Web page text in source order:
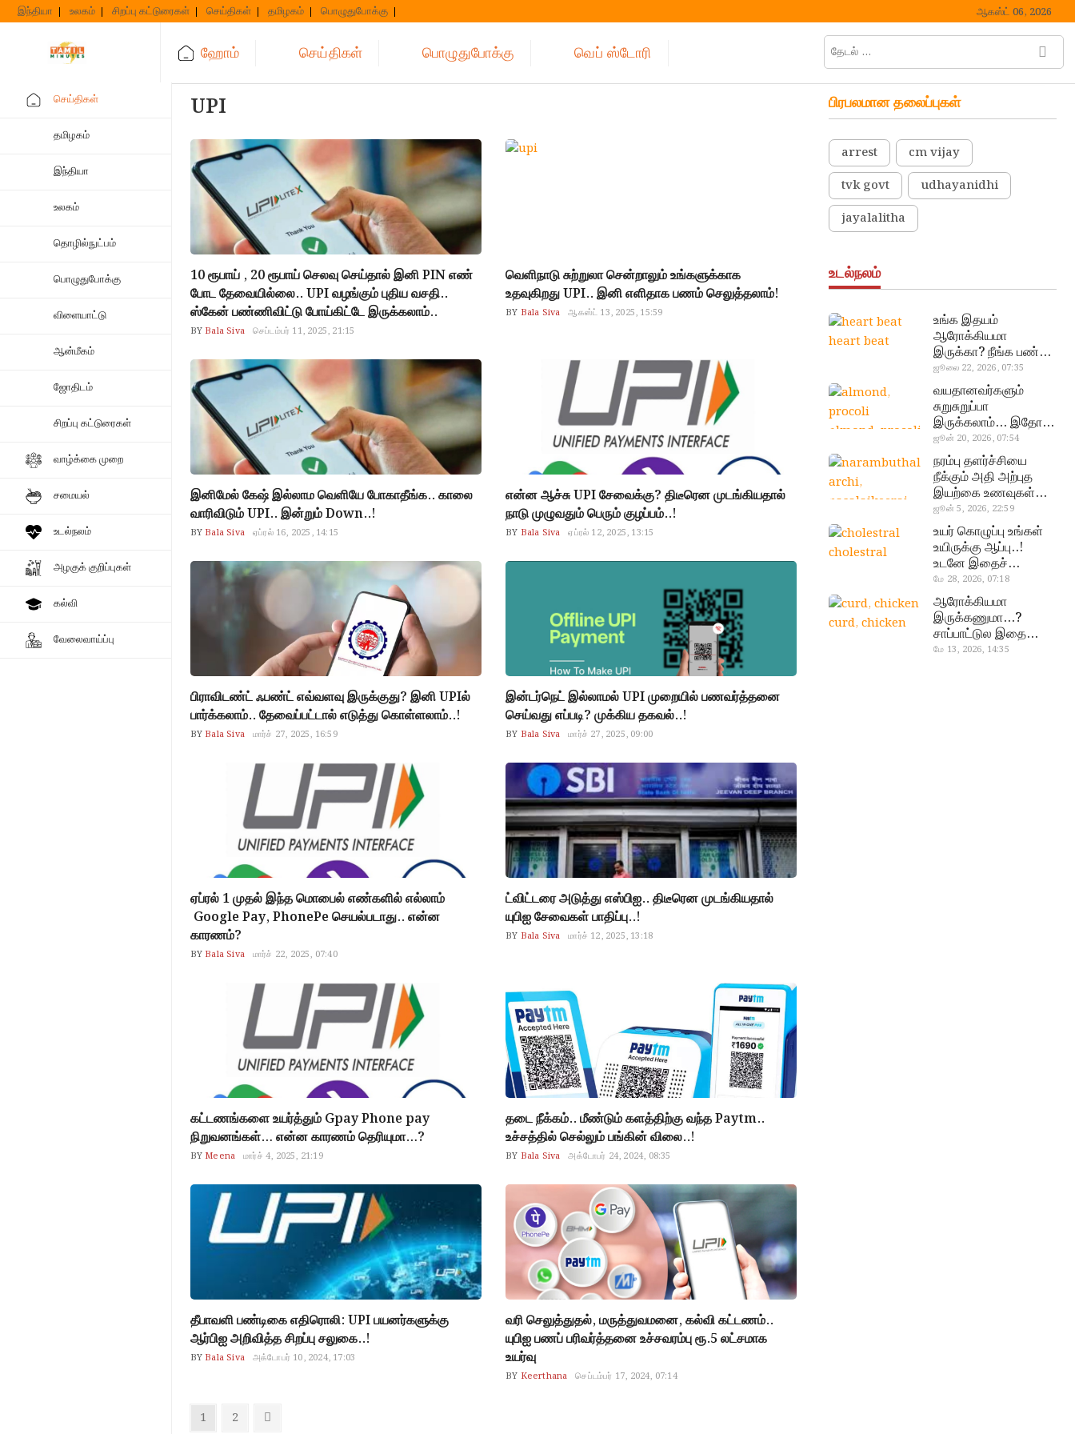
Skip
to
இந்தியா உலகம் சிறப்பு கட்டுரைகள் செய்திகள் தமிழகம் பொழுதுபோக்கு ஆகஸ்ட் 06, 2026
ஹோம் செய்திகள் பொழுதுபோக்கு வெப் ஸ்டோரி
தேடல்
… M
செய்திகள்
தமிழகம்
இந்தியா
உலகம்
தொழில்நுட்பம்
பொழுதுபோக்கு
விளையாட்டு
ஆன்மீகம்
ஜோதிடம்
சிறப்பு கட்டுரைகள்
வாழ்க்கை முறை
சமையல்
உடல்நலம்
அழகுக் குறிப்புகள்
கல்வி
வேலைவாய்ப்பு
UPI
10 ரூபாய் , 20 ரூபாய் செலவு செய்தால் இனி PIN எண்
போட தேவையில்லை.. UPI வழங்கும் புதிய வசதி..
ஸ்கேன் பண்ணிவிட்டு போய்கிட்டே இருக்கலாம்..
BY Bala Siva செப்டம்பர் 11, 2025, 21:15
வெளிநாடு சுற்றுலா சென்றாலும் உங்களுக்காக
உதவுகிறது UPI.. இனி எளிதாக பணம் செலுத்தலாம்!
BY Bala Siva ஆகஸ்ட் 13, 2025, 15:59
இனிமேல் கேஷ் இல்லாம வெளியே போகாதீங்க.. காலை
வாரிவிடும் UPI.. இன்றும் Down..!
BY Bala Siva ஏப்ரல் 16, 2025, 14:15
என்ன ஆச்சு UPI சேவைக்கு? திடீரென முடங்கியதால்
நாடு முழுவதும் பெரும் குழப்பம்..!
BY Bala Siva ஏப்ரல் 12, 2025, 13:15
பிராவிடண்ட் ஃபண்ட் எவ்வளவு இருக்குது? இனி UPIல்
பார்க்கலாம்.. தேவைப்பட்டால் எடுத்து கொள்ளலாம்..!
BY Bala Siva மார்ச் 27, 2025, 16:59
இன்டர்நெட் இல்லாமல் UPI முறையில் பணவர்த்தனை
செய்வது எப்படி? முக்கிய தகவல்..!
BY Bala Siva மார்ச் 27, 2025, 09:00
ஏப்ரல் 1 முதல் இந்த மொபைல் எண்களில் எல்லாம்
Google Pay, PhonePe செயல்படாது.. என்ன
காரணம்?
BY Bala Siva மார்ச் 22, 2025, 07:40
ட்விட்டரை அடுத்து எஸ்பிஐ.. திடீரென முடங்கியதால்
யுபிஐ சேவைகள் பாதிப்பு..!
BY Bala Siva மார்ச் 12, 2025, 13:18
கட்டணங்களை உயர்த்தும் Gpay Phone pay
நிறுவனங்கள்… என்ன காரணம் தெரியுமா…?
BY Meena மார்ச் 4, 2025, 21:19
தடை நீக்கம்.. மீண்டும் களத்திற்கு வந்த Paytm..
உச்சத்தில் செல்லும் பங்கின் விலை..!
BY Bala Siva அக்டோபர் 24, 2024, 08:35
தீபாவளி பண்டிகை எதிரொலி: UPI பயனர்களுக்கு
ஆர்பிஐ அறிவித்த சிறப்பு சலுகை..!
BY Bala Siva அக்டோபர் 10, 2024, 17:03
வரி செலுத்துதல், மருத்துவமனை, கல்வி கட்டணம்..
யுபிஐ பணப் பரிவர்த்தனை உச்சவரம்பு ரூ.5 லட்சமாக
உயர்வு
BY Keerthana செப்டம்பர் 17, 2024, 07:14
Posts
Page
1 Page
2
Next
பிரபலமான தலைப்புகள்
arrest
cm vijay
tvk govt
udhayanidhi
jayalalitha
உடல்நலம்
heart beat
உங்க இதயம்
ஆரோக்கியமா
இருக்கா? நீங்க பண்ண
வேண்டிய எளிய 5
டெஸ்ட்!
ஜூலை 22, 2026, 07:35
almond, procoli
வயதானவர்களும்
சுறுசுறுப்பா
இருக்கலாம்… இதோ
சூப்பர் உணவுகள்!
ஜூன் 20, 2026, 07:54
narambuthalar
chi,
pasalaikeerai
நரம்பு தளர்ச்சியை
நீக்கும் அதி அற்புத
இயற்கை உணவுகள்…
தவற விட்டுறாதீங்க!
ஜூன் 5, 2026, 22:59
cholestral
உயர் கொழுப்பு உங்கள்
உயிருக்கு ஆப்பு..!
உடனே இதைச்
செய்யுங்க!
மே 28, 2026, 07:18
curd, chicken
ஆரோக்கியமா
இருக்கணுமா…?
சாப்பாட்டுல இதை
எல்லாம்
மே 13, 2026, 14:35